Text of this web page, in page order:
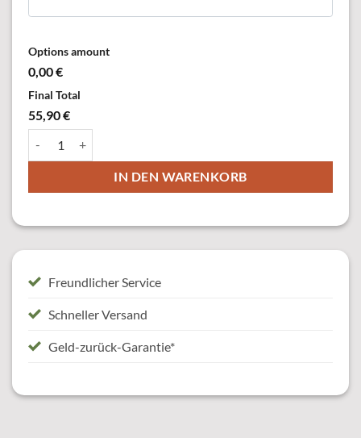
Options amount
0,00 €
Final Total
55,90 €
IN DEN WARENKORB
Freundlicher Service
Schneller Versand
Geld-zurück-Garantie*